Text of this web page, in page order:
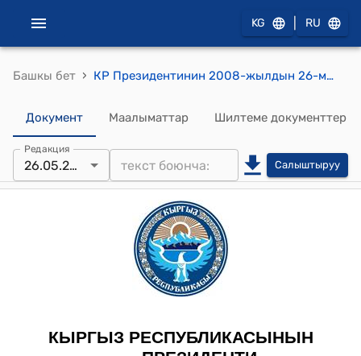
KG RU
Башкы бет › КР Президентинин 2008-жылдын 26-майындагы ПЖ № 175 "Э.С.Ибраимова жөнүндө" Жарлыгы
Документ Маалыматтар Шилтеме документтер
Редакция
26.05.2008 Салыштыруу